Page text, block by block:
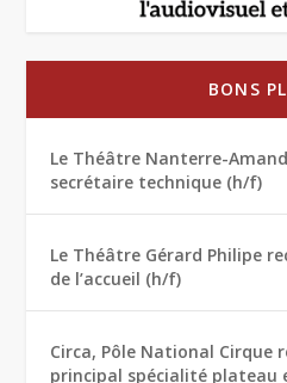
BONS
Le Théâtre Nanterre-
secrétaire technique (h/f)
Le Théâtre Gérard Philipe
de l’accueil (h/f)
Circa, Pôle National Cirque
principal spécialité plateau